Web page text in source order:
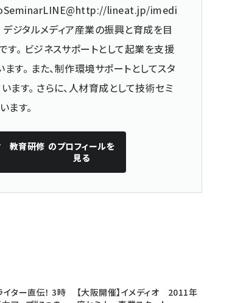
LINE@http://lineat.jp/imedi
ジタルメディア産業の振興と育成を目
。 ビジネスサポートとして起業を支援
す。 また、制作環境サポートとしてスタ
す。 さらに、人材育成として技術セミ
す。
教育研修 のプロフィールを
見る
イター直伝！ 3時
【大阪開催】イメディオ 2011年